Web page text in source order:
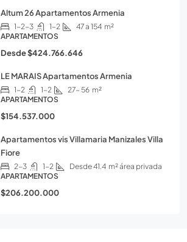
Altum 26 Apartamentos Armenia
1-2-3 1-2 47 a 154 m²
APARTAMENTOS
Desde$424.766.646
LE MARAIS Apartamentos Armenia
1-2 1-2 27- 56 m²
APARTAMENTOS
$154.537.000
Apartamentos vis Villamaria Manizales Villa
Fiore
2-3 1-2 Desde 41.4 m² área privada
APARTAMENTOS
$206.200.000